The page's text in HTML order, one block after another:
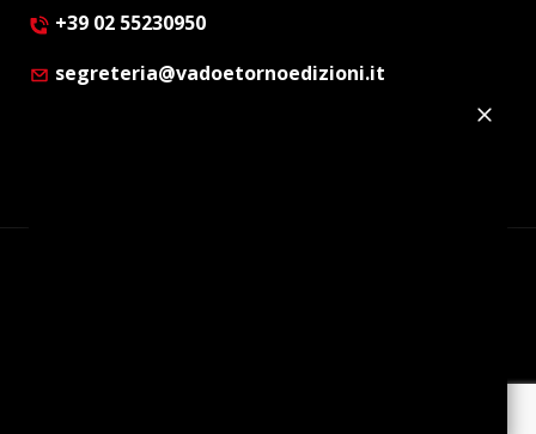
+39 02 55230950
segreteria@vadoetornoedizioni.it